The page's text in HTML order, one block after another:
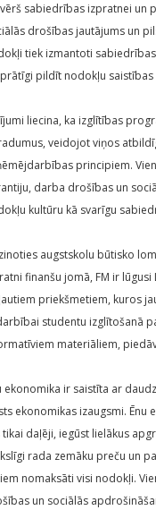
sabiedrības izpratnei un
drošības jautājums un
tiek izmantoti
pildīt nodokļu saistības
liecina, ka izglītības
veidojot viņos
principiem.
darba drošības un
kultūru kā svarīgu
augstskolu būtisko
finanšu jomā, FM ir
priekšmetiem, kuros
studentu izglītošanā
materiāliem,
ekonomika ir saistīta ar
ekonomikas izaugsmi.
daļēji, iegūst lielākus
rada zemāku preču un
nomaksāti visi nodokļi.
un sociālās